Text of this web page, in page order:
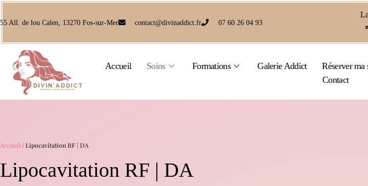
55 All. de lou Calen, 13270 Fos-sur-Mer contact@divinaddict.fr 07 60 26 04 93
Accueil Soins Formations Galerie Addict Réserver ma
Contact
Accueil / Lipocavitation RF | DA
Lipocavitation RF | DA